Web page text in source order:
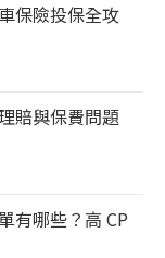
保險投保全攻
賠與保費問題
有哪些？高 CP